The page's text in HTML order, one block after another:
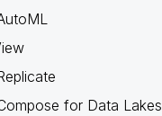
for Data Lakes